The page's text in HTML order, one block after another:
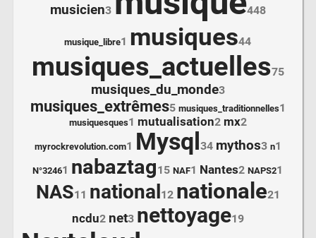
musicien3 448
musique_libre1 musiques44
musiques_actuelles75
musiques_du_monde3
musiques_extrêmes5 musiques_traditionnelles1
musiquesques1 mutualisation2 mx2
myrockrevolution.com1 Mysql 34 mythos3 n1
N°32461 nabaztag15 NAF1 Nantes2 NAPS21
NAS11 national12 nationale21
ncdu2 net3 nettoyage19